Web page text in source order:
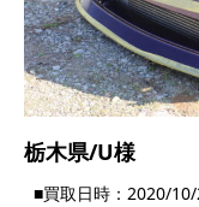
栃木県/U様 日
■買取日時：2020/